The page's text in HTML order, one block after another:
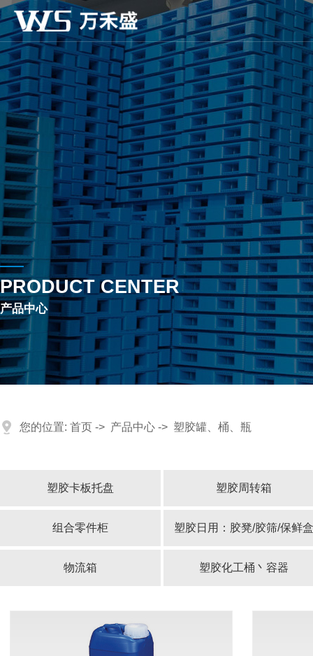
PRODUCT CENTER
产品中心
您的位置: 首页 -> 产品中心 -> 塑胶罐、桶、瓶
塑胶卡板托盘
网格田字型卡板托盘
网格双面型卡板托盘
平板川字型、田字型卡板托盘
塑胶周转箱
分格箱
组合零件柜 塑胶日用：胶凳/胶筛/保鲜盒
物流箱 塑胶化工桶丶容器